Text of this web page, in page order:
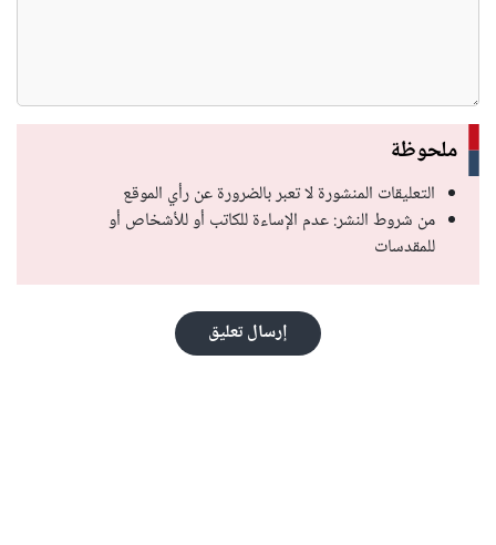
ملحوظة
التعليقات المنشورة لا تعبر بالضرورة عن رأي الموقع
من شروط النشر: عدم الإساءة للكاتب أو للأشخاص أو
للمقدسات
إرسال تعليق